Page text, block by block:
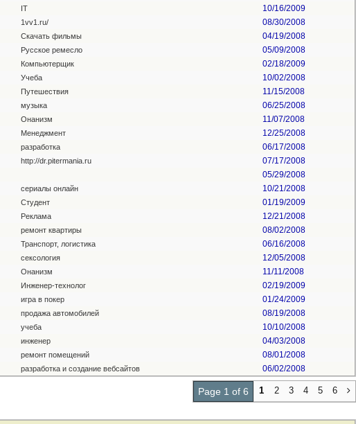
IT 10/16/2009
1vv1.ru/ 08/30/2008
Скачать фильмы 04/19/2008
Русское ремесло 05/09/2008
Компьютерщик 02/18/2009
Учеба 10/02/2008
Путешествия 11/15/2008
музыка 06/25/2008
Онанизм 11/07/2008
Менеджмент 12/25/2008
разработка 06/17/2008
http://dr.pitermania.ru 07/17/2008
05/29/2008
сериалы онлайн 10/21/2008
Студент 01/19/2009
Реклама 12/21/2008
ремонт квартиры 08/02/2008
Транспорт, логистика 06/16/2008
сексология 12/05/2008
Онанизм 11/11/2008
Инженер-технолог 02/19/2009
игра в покер 01/24/2009
продажа автомобилей 08/19/2008
учеба 10/10/2008
инженер 04/03/2008
ремонт помещений 08/01/2008
разработка и создание вебсайтов 06/02/2008
Page 1 of 6 1 2 3 4 5 6